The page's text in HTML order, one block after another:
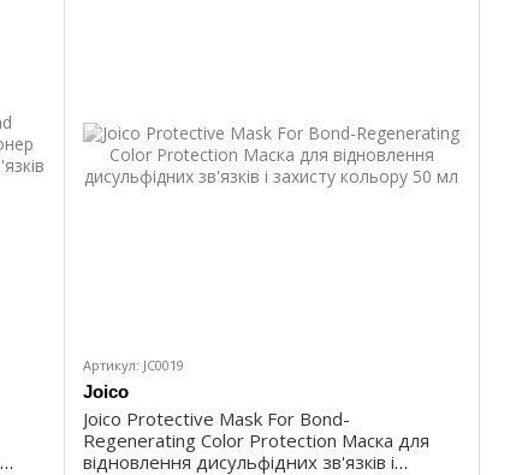
Артикул: JC0019
Joico
Joico Protective Mask For Bond-
Regenerating Color Protection Маска для
відновлення дисульфідних зв'язків і